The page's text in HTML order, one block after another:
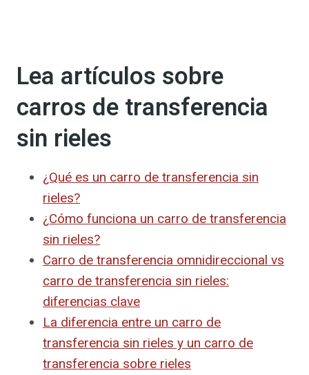
Lea artículos sobre
carros de transferencia
sin rieles
¿Qué es un carro de transferencia sin
rieles?
¿Cómo funciona un carro de transferencia
sin rieles?
Carro de transferencia omnidireccional vs
carro de transferencia sin rieles:
diferencias clave
La diferencia entre un carro de
transferencia sin rieles y un carro de
transferencia sobre rieles